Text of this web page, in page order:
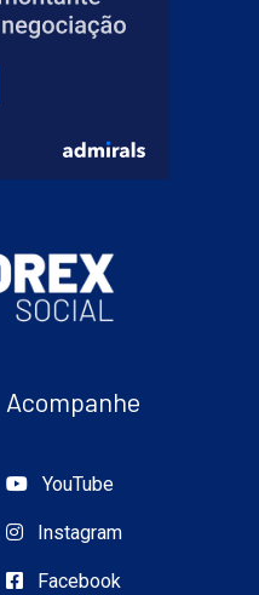
Acompanhe
YouTube
Instagram
Facebook